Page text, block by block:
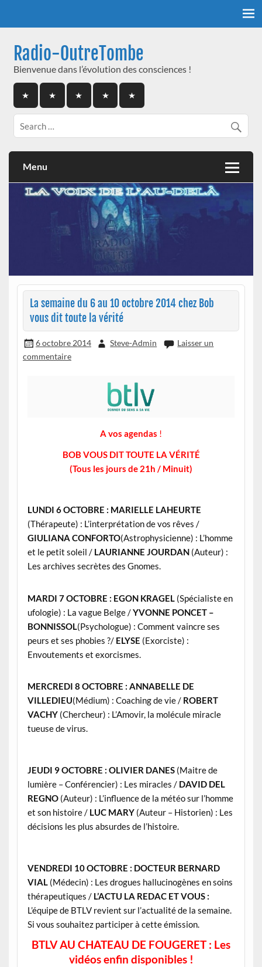
Radio-OutreTombe
Bienvenue dans l’évolution des consciences !
Menu
La semaine du 6 au 10 octobre 2014 chez Bob
vous dit toute la vérité
6 octobre 2014 Steve-Admin
Laisser un
commentaire
A vos agendas !
BOB VOUS DIT TOUTE LA VÉRITÉ
(Tous les jours de 21h / Minuit)
LUNDI 6 OCTOBRE : MARIELLE LAHEURTE
(Thérapeute) : L’interprétation de vos rêves /
GIULIANA CONFORTO(Astrophysicienne) : L’homme
et le petit soleil / LAURIANNE JOURDAN (Auteur) :
Les archives secrètes des Gnomes.
MARDI 7 OCTOBRE : EGON KRAGEL (Spécialiste en
ufologie) : La vague Belge /YVONNE PONCET –
BONNISSOL(Psychologue) : Comment vaincre ses
peurs et ses phobies ?/ ELYSE (Exorciste) :
Envoutements et exorcismes.
MERCREDI 8 OCTOBRE : ANNABELLE DE
VILLEDIEU(Médium) : Coaching de vie /ROBERT
VACHY(Chercheur) : L’Amovir, la molécule miracle
tueuse de virus.
JEUDI 9 OCTOBRE : OLIVIER DANES (Maitre de
lumière – Conférencier) : Les miracles / DAVID DEL
REGNO(Auteur) : L’influence de la météo sur l’homme
et son histoire / LUC MARY (Auteur – Historien) : Les
décisions les plus absurdes de l’histoire.
VENDREDI 10 OCTOBRE : DOCTEUR BERNARD
VIAL (Médecin) : Les drogues hallucinogènes en soins
thérapeutiques / L’ACTU LA REDAC ET VOUS :
L’équipe de BTLV revient sur l’actualité de la semaine.
Si vous souhaitez participer à cette émission.
BTLV AU CHATEAU DE FOUGERET : Les
vidéos enfin disponibles !